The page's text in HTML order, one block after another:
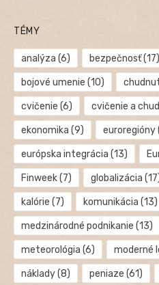
TÉMY
analýza (6) bezpečnosť(17)
bojové umenie (10)
cvičenie (6) cvičenie a
ekonomika (9) euroregióny
európska integrácia (13)
Finweek(7) globalizácia
kalórie (7) komunikácia (13)
medzinárodné podnikanie (13)
meteorológia (6) moderné
náklady(8) peniaze (61)